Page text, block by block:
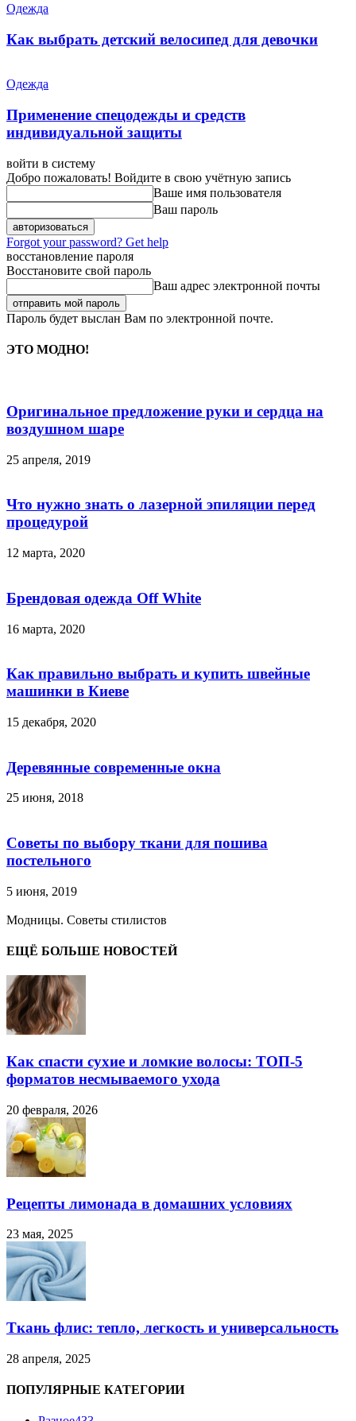
Одежда
Как выбрать детский велосипед для девочки
Одежда
Применение спецодежды и средств
индивидуальной защиты
войти в систему
Добро пожаловать! Войдите в свою учётную запись
Ваше имя пользователя
Ваш пароль
Forgot your password? Get help
восстановление пароля
Восстановите свой пароль
Ваш адрес электронной почты
Пароль будет выслан Вам по электронной почте.
ЭТО МОДНО!
Оригинальное предложение руки и сердца на
воздушном шаре
25 апреля, 2019
Что нужно знать о лазерной эпиляции перед
процедурой
12 марта, 2020
Брендовая одежда Off White
16 марта, 2020
Как правильно выбрать и купить швейные
машинки в Киеве
15 декабря, 2020
Деревянные современные окна
25 июня, 2018
Советы по выбору ткани для пошива
постельного
5 июня, 2019
Модницы. Советы стилистов
ЕЩЁ БОЛЬШЕ НОВОСТЕЙ
Как спасти сухие и ломкие волосы: ТОП-5
форматов несмываемого ухода
20 февраля, 2026
Рецепты лимонада в домашних условиях
23 мая, 2025
Ткань флис: тепло, легкость и универсальность
28 апреля, 2025
ПОПУЛЯРНЫЕ КАТЕГОРИИ